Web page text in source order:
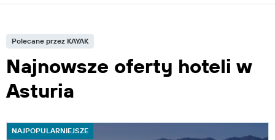
Polecane przez KAYAK
Najnowsze oferty hoteli w
Asturia
NAJPOPULARNIEJSZE